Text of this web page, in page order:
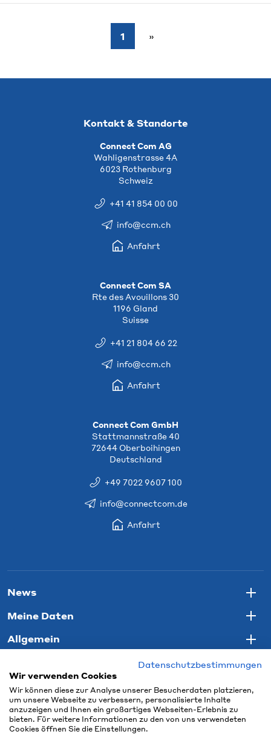
1
Kontakt & Standorte
Connect Com AG
Wahligenstrasse 4A
6023 Rothenburg
Schweiz
+41 41 854 00 00
info@ccm.ch
Anfahrt
Connect Com SA
Rte des Avouillons 30
1196 Gland
Suisse
+41 21 804 66 22
info@ccm.ch
Anfahrt
Connect Com GmbH
Stattmannstraße 40
72644 Oberboihingen
Deutschland
+49 7022 9607 100
info@connectcom.de
Anfahrt
News
Meine Daten
Allgemein
Datenschutzbestimmungen
Wir verwenden Cookies
Wir können diese zur Analyse unserer Besucherdaten platzieren,
um unsere Webseite zu verbessern, personalisierte Inhalte
anzuzeigen und Ihnen ein großartiges Webseiten-Erlebnis zu
bieten. Für weitere Informationen zu den von uns verwendeten
Cookies öffnen Sie die Einstellungen.